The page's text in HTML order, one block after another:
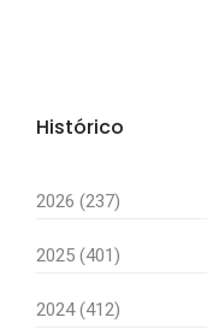
Histórico
2026 (237)
2025 (401)
2024 (412)